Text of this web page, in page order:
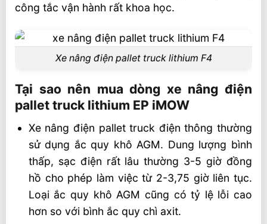
công tắc vận hành rất khoa học.
Xe nâng điện pallet truck lithium F4
Tại sao nên mua dòng xe nâng điện
pallet truck lithium EP iMOW
Xe nâng điện pallet truck điện thông thường
sử dụng ắc quy khô AGM. Dung lượng bình
thấp, sạc điện rất lâu thường 3-5 giờ đồng
hồ cho phép làm việc từ 2-3,75 giờ liên tục.
Loại ắc quy khô AGM cũng có tỷ lệ lỗi cao
hơn so với bình ắc quy chì axit.